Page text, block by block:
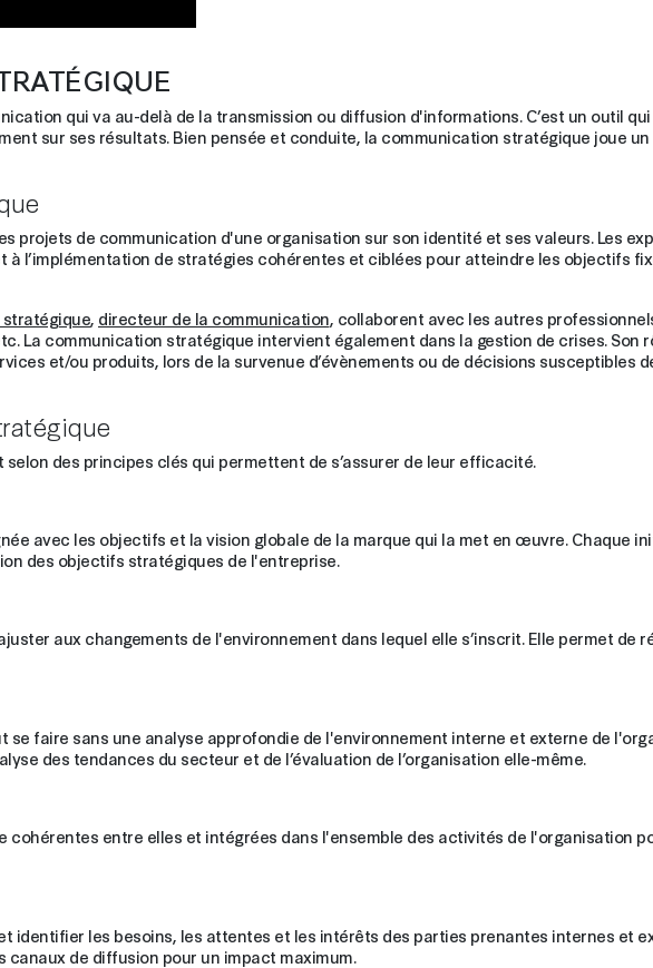
qui va au-delà de la transmission ou diffusion d'informations. C’est un outil
sur ses résultats. Bien pensée et conduite, la communication stratégique joue
projets de communication d'une organisation sur son identité et ses valeurs. Les
l’implémentation de stratégies cohérentes et ciblées pour atteindre les objectifs
, directeur de la communication, collaborent avec les autres
La communication stratégique intervient également dans la gestion de crises. Son
et/ou produits, lors de la survenue d’évènements ou de décisions susceptibles
des principes clés qui permettent de s’assurer de leur efficacité.
avec les objectifs et la vision globale de la marque qui la met en œuvre. Chaque
des objectifs stratégiques de l'entreprise.
aux changements de l'environnement dans lequel elle s’inscrit. Elle permet de
se faire sans une analyse approfondie de l'environnement interne et externe de
des tendances du secteur et de l’évaluation de l’organisation elle-même.
entre elles et intégrées dans l'ensemble des activités de l'organisation
identifier les besoins, les attentes et les intérêts des parties prenantes internes et
canaux de diffusion pour un impact maximum.